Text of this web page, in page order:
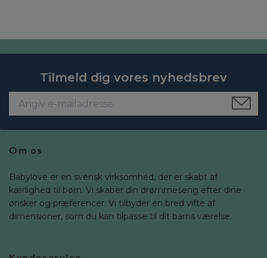
Tilmeld dig vores nyhedsbrev
Om os
Babylove er en svensk virksomhed, der er skabt af
kærlighed til børn. Vi skaber din drømmeseng efter dine
ønsker og præferencer. Vi tilbyder en bred vifte af
dimensioner, som du kan tilpasse til dit barns værelse.